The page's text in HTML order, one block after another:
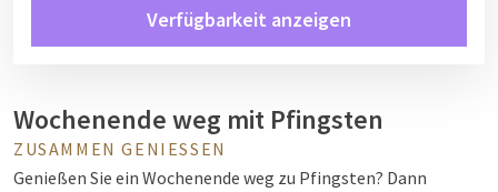
Verfügbarkeit anzeigen
Wochenende weg mit Pfingsten
ZUSAMMEN GENIESSEN
Genießen Sie ein Wochenende weg zu Pfingsten? Dann